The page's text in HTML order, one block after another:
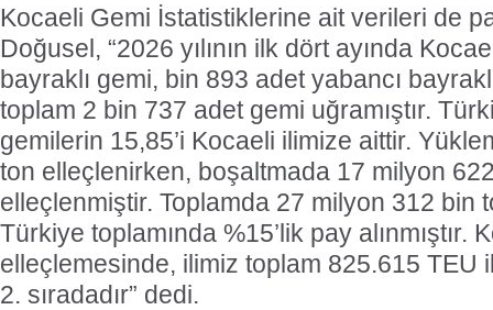
Kocaeli Gemi İstatistiklerine ait verileri de
Doğusel, “2026 yılının ilk dört ayında
bayraklı gemi, bin 893 adet yabancı
toplam 2 bin 737 adet gemi uğramıştır.
gemilerin 15,85’i Kocaeli ilimize aittir.
ton elleçlenirken, boşaltmada 17 milyon
elleçlenmiştir. Toplamda 27 milyon 312 bin
Türkiye toplamında %15’lik pay alınmıştır.
elleçlemesinde, ilimiz toplam 825.615 TEU
2. sıradadır” dedi.